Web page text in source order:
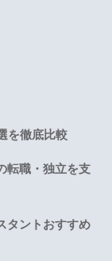
を徹底比較
転職・独立を支
タントおすすめ